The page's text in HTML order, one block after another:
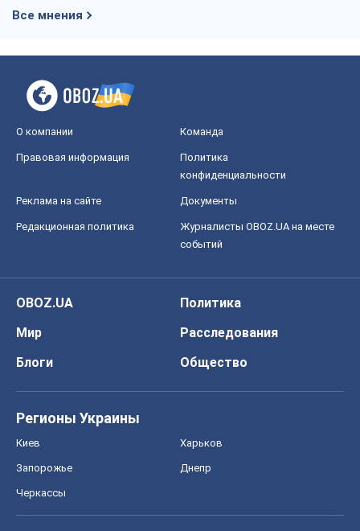
Все мнения
О компании Команда
Правовая информация
Политика
конфиденциальности
Реклама на сайте Документы
Редакционная политика
Журналисты OBOZ.UA на месте
событий
OBOZ.UA
Политика
Мир
Расследования
Блоги
Общество
Регионы Украины
Киев Харьков
Запорожье Днепр
Черкассы